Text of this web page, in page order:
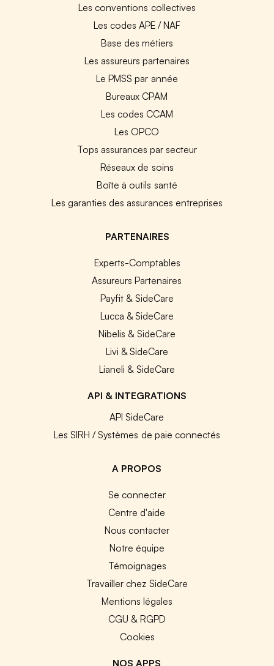
Les conventions collectives
Les codes APE / NAF
Base des métiers
Les assureurs partenaires
Le PMSS par année
Bureaux CPAM
Les codes CCAM
Les OPCO
Tops assurances par secteur
Réseaux de soins
Boîte à outils santé
Les garanties des assurances entreprises
PARTENAIRES
Experts-Comptables
Assureurs Partenaires
Payfit & SideCare
Lucca & SideCare
Nibelis & SideCare
Livi & SideCare
Lianeli & SideCare
API & INTEGRATIONS
API SideCare
Les SIRH / Systèmes de paie connectés
A PROPOS
Se connecter
Centre d'aide
Nous contacter
Notre équipe
Témoignages
Travailler chez SideCare
Mentions légales
CGU & RGPD
Cookies
NOS APPS